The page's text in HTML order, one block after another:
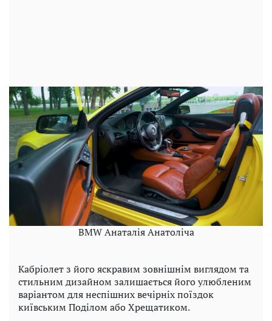
BMW Анаталія Анатоліча
Кабріолет з його яскравим зовнішнім виглядом та
стильним дизайном залишається його улюбленим
варіантом для неспішних вечірніх поїздок
київським Поділом або Хрещатиком.